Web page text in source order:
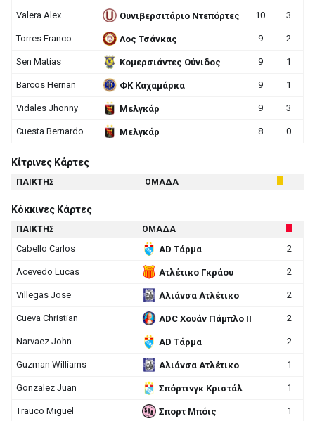
Valera Alex Ουνιβερσιτάριο Ντεπόρτες 10 3
Torres Franco Λος Τσάνκας 9 2
Sen Matias Κομερσιάντες Ούνιδος 9 1
Barcos Hernan ΦΚ Καχαμάρκα 9 1
Vidales Jhonny Μελγκάρ 9 3
Cuesta Bernardo Μελγκάρ 8 0
Κίτρινες Κάρτες
ΠΑΙΚΤΗΣ ΟΜΑΔΑ
Κόκκινες Κάρτες
ΠΑΙΚΤΗΣ ΟΜΑΔΑ
Cabello Carlos AD Τάρμα 2
Acevedo Lucas Ατλέτικο Γκράου 2
Villegas Jose Αλιάνσα Ατλέτικο 2
Cueva Christian ADC Χουάν Πάμπλο ΙΙ 2
Narvaez John AD Τάρμα 2
Guzman Williams Αλιάνσα Ατλέτικο 1
Gonzalez Juan Σπόρτινγκ Κριστάλ 1
Trauco Miguel Σπορτ Μπόις 1